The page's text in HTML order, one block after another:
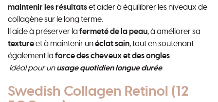
maintenir les résultatset aider à équilibrer les niveaux de
collagène sur le long terme.
Il aide à préserver lafermeté de la peau, à améliorer sa
textureet à maintenir unéclat sain, tout en soutenant
également laforce des cheveux et des ongles
Idéal pour unusage quotidien longue durée
Swedish Collagen Retinol (12